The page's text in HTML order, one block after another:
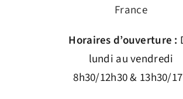
France
Horaires d’ouverture :
lundi au vendredi
8h30/12h30 & 13h30/